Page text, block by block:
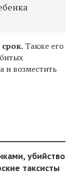
Также его
и возместить
убийство
таксисты